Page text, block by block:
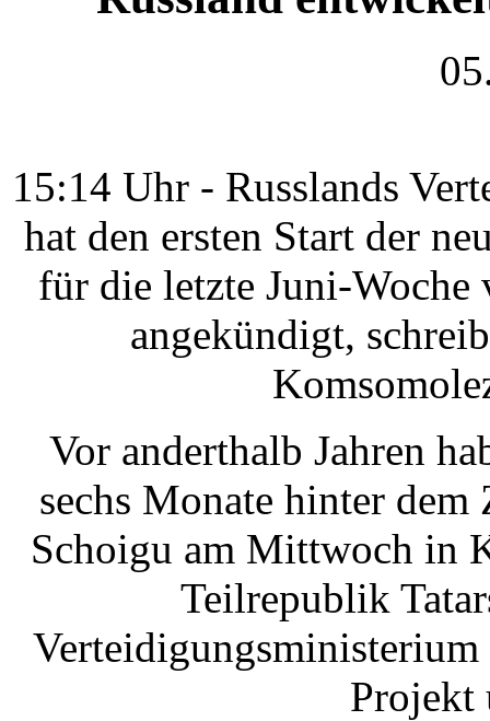
15:14 Uhr - Russlands
hat den ersten Start der
für die letzte Juni-Woche
angekündigt,
Vor anderthalb Jahren
sechs Monate hinter
Schoigu am Mittwoch in
Teilrepublik
Projekt